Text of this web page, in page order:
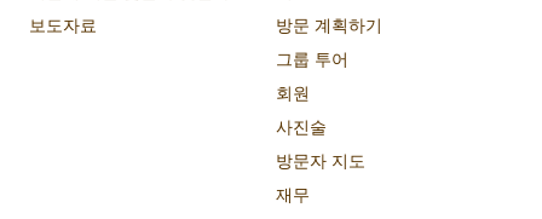
보도자료
방문 계획하기
그룹 투어
회원
사진술
방문자 지도
재무